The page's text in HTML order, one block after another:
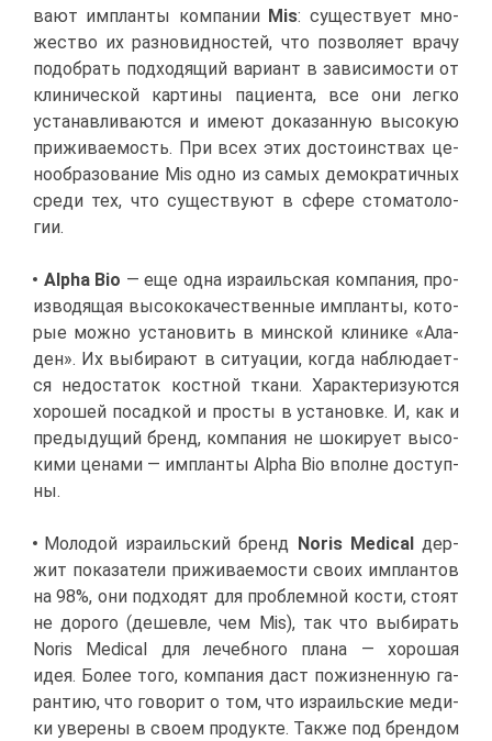
ва­ют им­план­ты ком­па­нииMis: су­ще­ству­ет мно­
же­ство их раз­но­вид­но­стей, что поз­во­ля­ет вра­чу
по­до­брать под­хо­дя­щий ва­ри­ант в за­ви­си­мо­сти от
кли­ни­че­ской кар­ти­ны па­ци­ен­та, все они лег­ко
уста­нав­ли­ва­ют­ся и име­ют до­ка­зан­ную вы­со­кую
при­жи­ва­е­мость. При всех этих до­сто­ин­ствах це­
но­об­ра­зо­ва­ние Mis од­но из са­мых де­мо­кра­тич­ных
сре­ди тех, что су­ще­ству­ют в сфе­ре сто­ма­то­ло­
гии.
Alpha Bio — еще од­на из­ра­иль­ская ком­па­ния, про­
из­во­дя­щая вы­со­ко­ка­че­ствен­ные им­план­ты, ко­то­
рые мож­но уста­но­вить в мин­ской кли­ни­ке «Ала­
ден». Их вы­би­ра­ют в си­ту­а­ции, ко­гда на­блю­да­ет­
ся недо­ста­ток кост­ной тка­ни. Ха­рак­те­ри­зу­ют­ся
хо­ро­шей по­сад­кой и про­сты в уста­нов­ке. И, как и
преды­ду­щий бренд, ком­па­ния не шо­ки­ру­ет вы­со­
ки­ми це­на­ми — им­план­ты Alpha Bio вполне до­ступ­
ны.
Мо­ло­дой из­ра­иль­ский бренд Noris Medical дер­
жит по­ка­за­те­ли при­жи­ва­е­мо­сти сво­их им­план­тов
на 98%, они под­хо­дят для про­блем­ной ко­сти, сто­ят
не до­ро­го (де­шев­ле, чем Mis), так что вы­би­рать
Noris Medical для ле­чеб­но­го пла­на — хо­ро­шая
идея. Бо­лее то­го, ком­па­ния даст по­жиз­нен­ную га­
ран­тию, что го­во­рит о том, что из­ра­иль­ские ме­ди­
ки уве­ре­ны в сво­ем про­дук­те. Та­к­же под брен­дом